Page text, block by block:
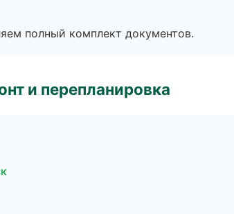
полный комплект документов.
и перепланировка